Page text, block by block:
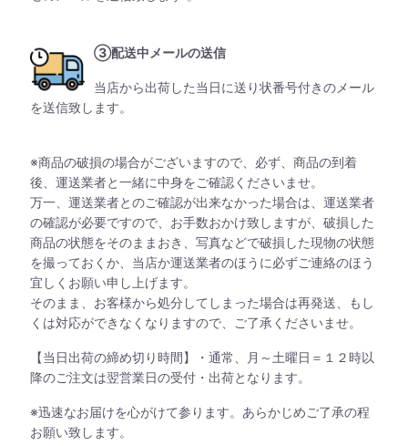
③配送中メールの送信
当店から出荷した当日に送り状番号付きのメール
を送信致します。
※商品の破損の場合がございますので、必ず、商品の到着
後、運送業者と一緒に中身をご確認くださいませ。
万一、運送業者とのご確認が出来なかった場合は、運送業者
の確認が必要ですので、お手数おかけ致しますが、破損した
商品の状態をそのままおき、写真などで破損した現物の状態
を撮っておくか、当店か運送業者のほうに必ずご連絡のほう
宜しくお願い申し上げます。
そのまま、お客様から処分してしまった場合は再発送、もし
くは対応ができなくなりますので、ご了承くださいませ。
【当日出荷の締め切り時間】・通常、月～土曜日＝１２時以
降のご注文は翌営業日の受付・出荷となります。
※迅速なお届けを心がけて参ります。あらかじめご了承の程
お願い致します。